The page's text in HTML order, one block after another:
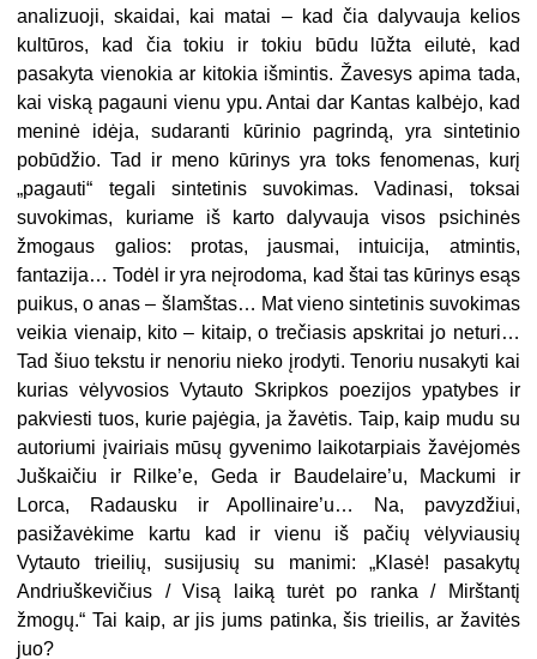
analizuoji, skaidai, kai matai – kad čia dalyvauja kelios
kultūros, kad čia tokiu ir tokiu būdu lūžta eilutė, kad
pasakyta vienokia ar kitokia išmintis. Žavesys apima tada,
kai viską pagauni vienu ypu. Antai dar Kantas kalbėjo, kad
meninė idėja, sudaranti kūrinio pagrindą, yra sintetinio
pobūdžio. Tad ir meno kūrinys yra toks fenomenas, kurį
„pagauti“ tegali sintetinis suvokimas. Vadinasi, toksai
suvokimas, kuriame iš karto dalyvauja visos psichinės
žmogaus galios: protas, jausmai, intuicija, atmintis,
fantazija… Todėl ir yra neįrodoma, kad štai tas kūrinys esąs
puikus, o anas – šlamštas… Mat vieno sintetinis suvokimas
veikia vienaip, kito – kitaip, o trečiasis apskritai jo neturi…
Tad šiuo tekstu ir nenoriu nieko įrodyti. Tenoriu nusakyti kai
kurias vėlyvosios Vytauto Skripkos poezijos ypatybes ir
pakviesti tuos, kurie pajėgia, ja žavėtis. Taip, kaip mudu su
autoriumi įvairiais mūsų gyvenimo laikotarpiais žavėjomės
Juškaičiu ir Rilke’e, Geda ir Baudelaire’u, Mackumi ir
Lorca, Radausku ir Apollinaire’u… Na, pavyzdžiui,
pasižavėkime kartu kad ir vienu iš pačių vėlyviausių
Vytauto trieilių, susijusių su manimi: „Klasė! pasakytų
Andriuškevičius / Visą laiką turėt po ranka / Mirštantį
žmogų.“ Tai kaip, ar jis jums patinka, šis trieilis, ar žavitės
juo?